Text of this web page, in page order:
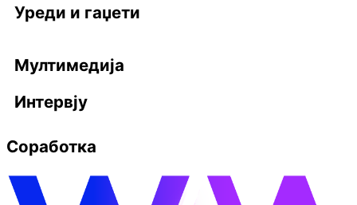
Уреди и гаџети
Мултимедија
Интервју
Соработка